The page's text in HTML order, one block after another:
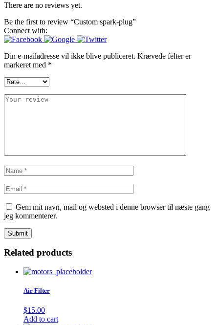
There are no reviews yet.
Be the first to review “Custom spark-plug”
Connect with:
Din e-mailadresse vil ikke blive publiceret. Krævede felter er
markeret med *
Gem mit navn, mail og websted i denne browser til næste gang
jeg kommenterer.
Related products
Air Filter
$15.00
Add to cart